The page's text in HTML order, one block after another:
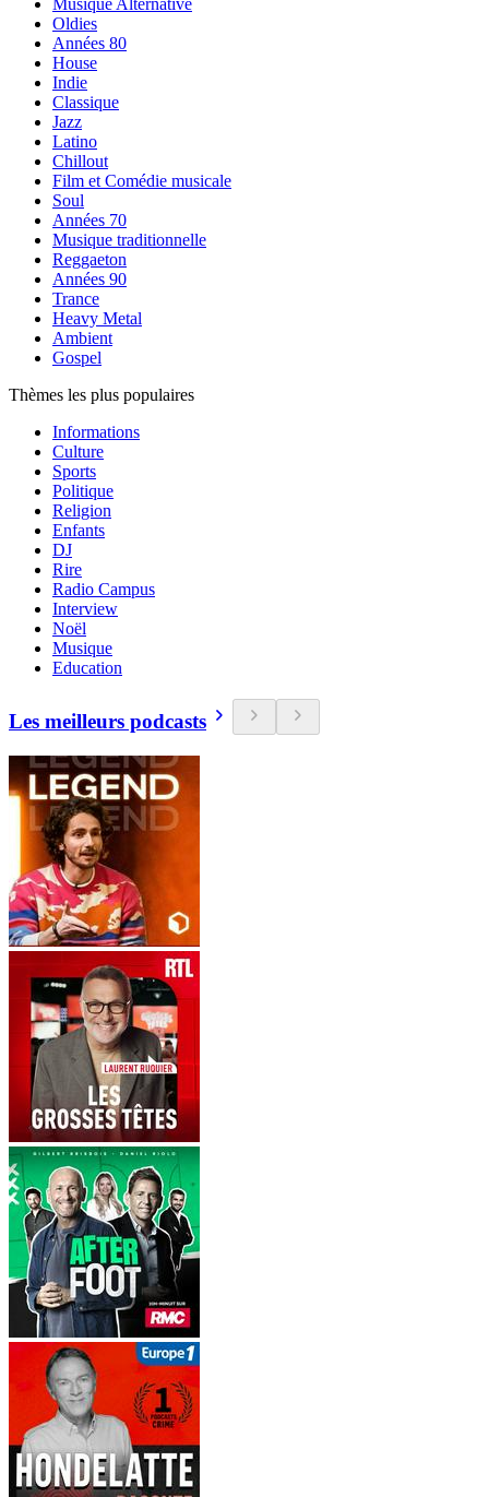
Musique Alternative
Oldies
Années 80
House
Indie
Classique
Jazz
Latino
Chillout
Film et Comédie musicale
Soul
Années 70
Musique traditionnelle
Reggaeton
Années 90
Trance
Heavy Metal
Ambient
Gospel
Thèmes les plus populaires
Informations
Culture
Sports
Politique
Religion
Enfants
DJ
Rire
Radio Campus
Interview
Noël
Musique
Education
Les meilleurs podcasts